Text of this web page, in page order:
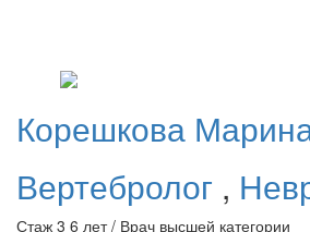
Корешкова
Вертебролог ,
Стаж 3 6 лет / Врач высшей категории